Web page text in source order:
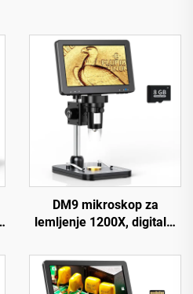
DM9 mikroskop za
lemljenje 1200X, digitalni
električnih krugova na
pločici PCB